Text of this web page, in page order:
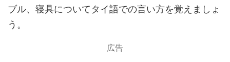
ブル、寝具についてタイ語での言い方を覚えましょ
う。
広告